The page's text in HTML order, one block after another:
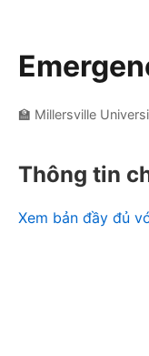
🏫 Millersville
Thông tin
Xem bản đầy đủ